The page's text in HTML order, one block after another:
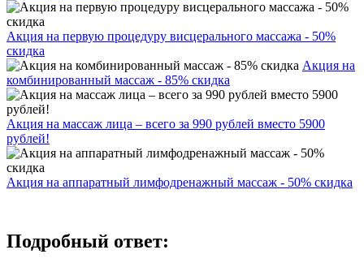
Акция на первую процедуру висцерального массажа - 50%
скидка
Акция на
комбинированный массаж - 85% скидка
Акция на массаж лица – всего за 990 рублей вместо 5900
рублей!
Акция на аппаратный лимфодренажный массаж - 50% скидка
Подробный ответ: